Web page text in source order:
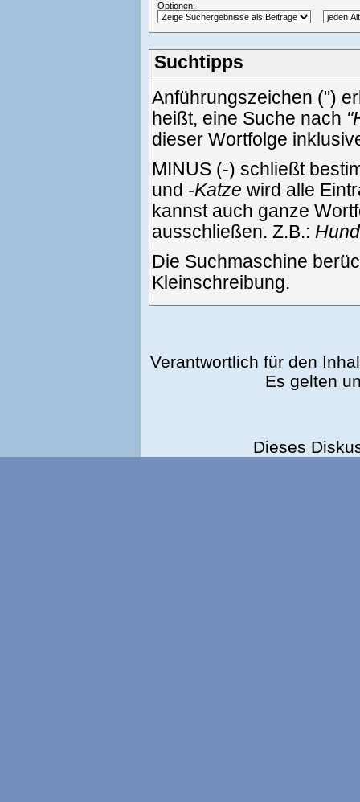
Optionen:
Suchtipps
Anführungszeichen (")
heißt, eine Suche nach
dieser Wortfolge
MINUS (-) schließt
und -Katze wird alle
kannst auch ganze
ausschließen. Z.B.:
Die Suchmaschine
Kleinschreibung.
Verantwortlich für den
Es gelten
Dieses